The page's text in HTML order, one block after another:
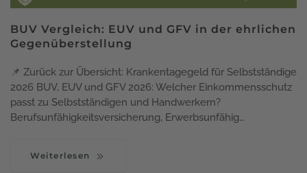
BUV Vergleich: EUV und GFV in der ehrlichen
Gegenüberstellung
📌 Zurück zur Übersicht: Krankentagegeld für Selbstständige
2026 BUV, EUV und GFV 2026: Welcher Einkommensschutz
passt zu Selbstständigen und Handwerkern?
Berufsunfähigkeitsversicherung, Erwerbsunfähig…
Weiterlesen